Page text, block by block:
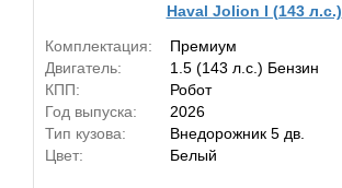
Haval Jolion I (143 л.с.)
Комплектация:
Премиум
Двигатель:
1.5 (143 л.с.) Бензин
КПП:
Робот
Год выпуска:
2026
Тип кузова:
Внедорожник 5 дв.
Цвет:
Белый